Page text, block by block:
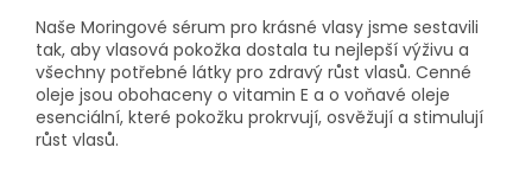
Naše Moringové sérum pro krásné vlasy jsme sestavili
tak, aby vlasová pokožka dostala tu nejlepší výživu a
všechny potřebné látky pro zdravý růst vlasů. Cenné
oleje jsou obohaceny o vitamin E a o voňavé oleje
esenciální, které pokožku prokrvují, osvěžují a stimulují
růst vlasů.